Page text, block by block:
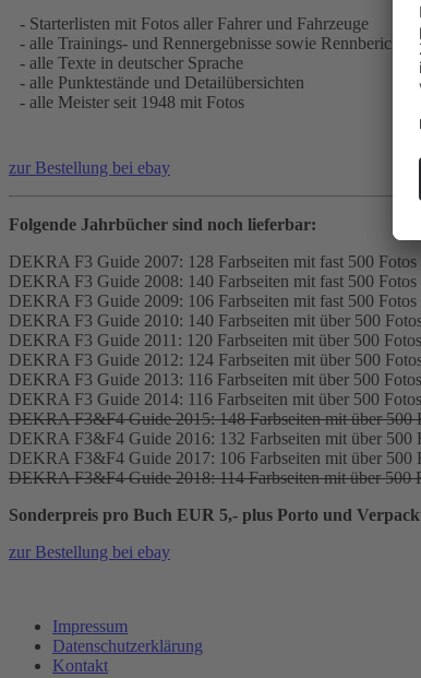
- Starterlisten mit Fotos aller Fahrer und Fahrzeuge
- alle Trainings- und Rennergebnisse sowie Rennberichte
- alle Texte in deutscher Sprache
- alle Punktestände und Detailübersichten
- alle Meister seit 1948 mit Fotos
zur Bestellung bei ebay
Folgende Jahrbücher sind noch lieferbar:
DEKRA F3 Guide 2007: 128 Farbseiten mit fast 500
DEKRA F3 Guide 2008: 140 Farbseiten mit fast 500
DEKRA F3 Guide 2009: 106 Farbseiten mit fast 500
DEKRA F3 Guide 2010: 140 Farbseiten mit über 500
DEKRA F3 Guide 2011: 120 Farbseiten mit über 500
DEKRA F3 Guide 2012: 124 Farbseiten mit über 500
DEKRA F3 Guide 2013: 116 Farbseiten mit über 500
DEKRA F3 Guide 2014: 116 Farbseiten mit über 500
DEKRA F3&F4 Guide 2015: 148 Farbseiten mit über 500
DEKRA F3&F4 Guide 2016: 132 Farbseiten mit über 500
DEKRA F3&F4 Guide 2017: 106 Farbseiten mit über 500
DEKRA F3&F4 Guide 2018: 114 Farbseiten mit über 500
Sonderpreis pro Buch EUR 5,- plus Porto und
zur Bestellung bei ebay
Impressum
Datenschutzerklärung
Kontakt